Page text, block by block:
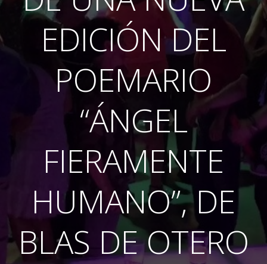
EDICIÓN DEL
POEMARIO
“ÁNGEL
FIERAMENTE
HUMANO”, DE
BLAS DE OTERO